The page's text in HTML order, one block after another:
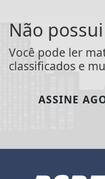
Não
Você pode ler
classificados e
ASSINE